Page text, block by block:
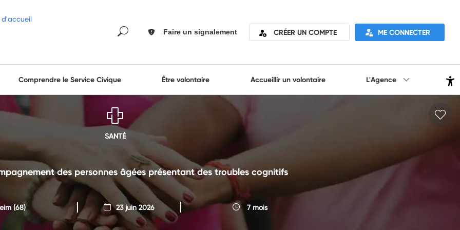
Faire un signalement CRÉER UN COMPTE ME CONNECTER
Comprendre le Service Civique Être volontaire Accueillir un volontaire L'Agence
SANTÉ
des personnes âgées présentant des troubles cognitifs
(68) 23 juin 2026 7 mois